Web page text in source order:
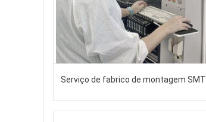
Serviço de fabrico de montagem SMT